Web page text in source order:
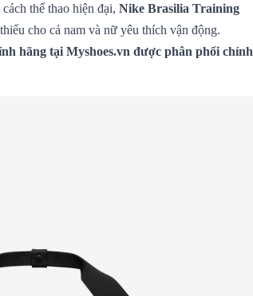
thể thao hiện đại, Nike Brasilia Training
cho cả nam và nữ yêu thích vận động.
hãng tại Myshoes.vn được phân phối chính